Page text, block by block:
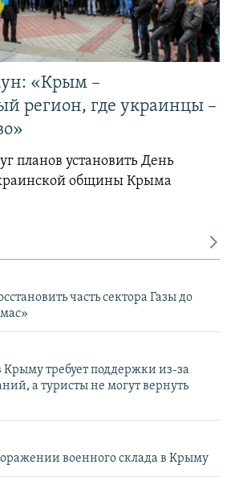
«Крым –
регион, где украинцы –
планов установить День
общины Крыма
часть сектора Газы до
требует поддержки из-за
а туристы не могут вернуть
военного склада в Крыму